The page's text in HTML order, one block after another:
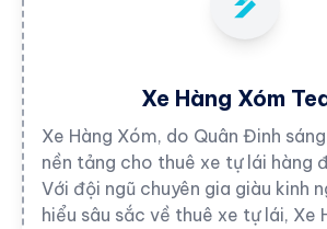
Xe Hàng Xóm
Xe Hàng Xóm, do Quân Đinh
nền tảng cho thuê xe tự lái hàng
Với đội ngũ chuyên gia giàu kinh
hiểu sâu sắc về thuê xe tự lái, Xe